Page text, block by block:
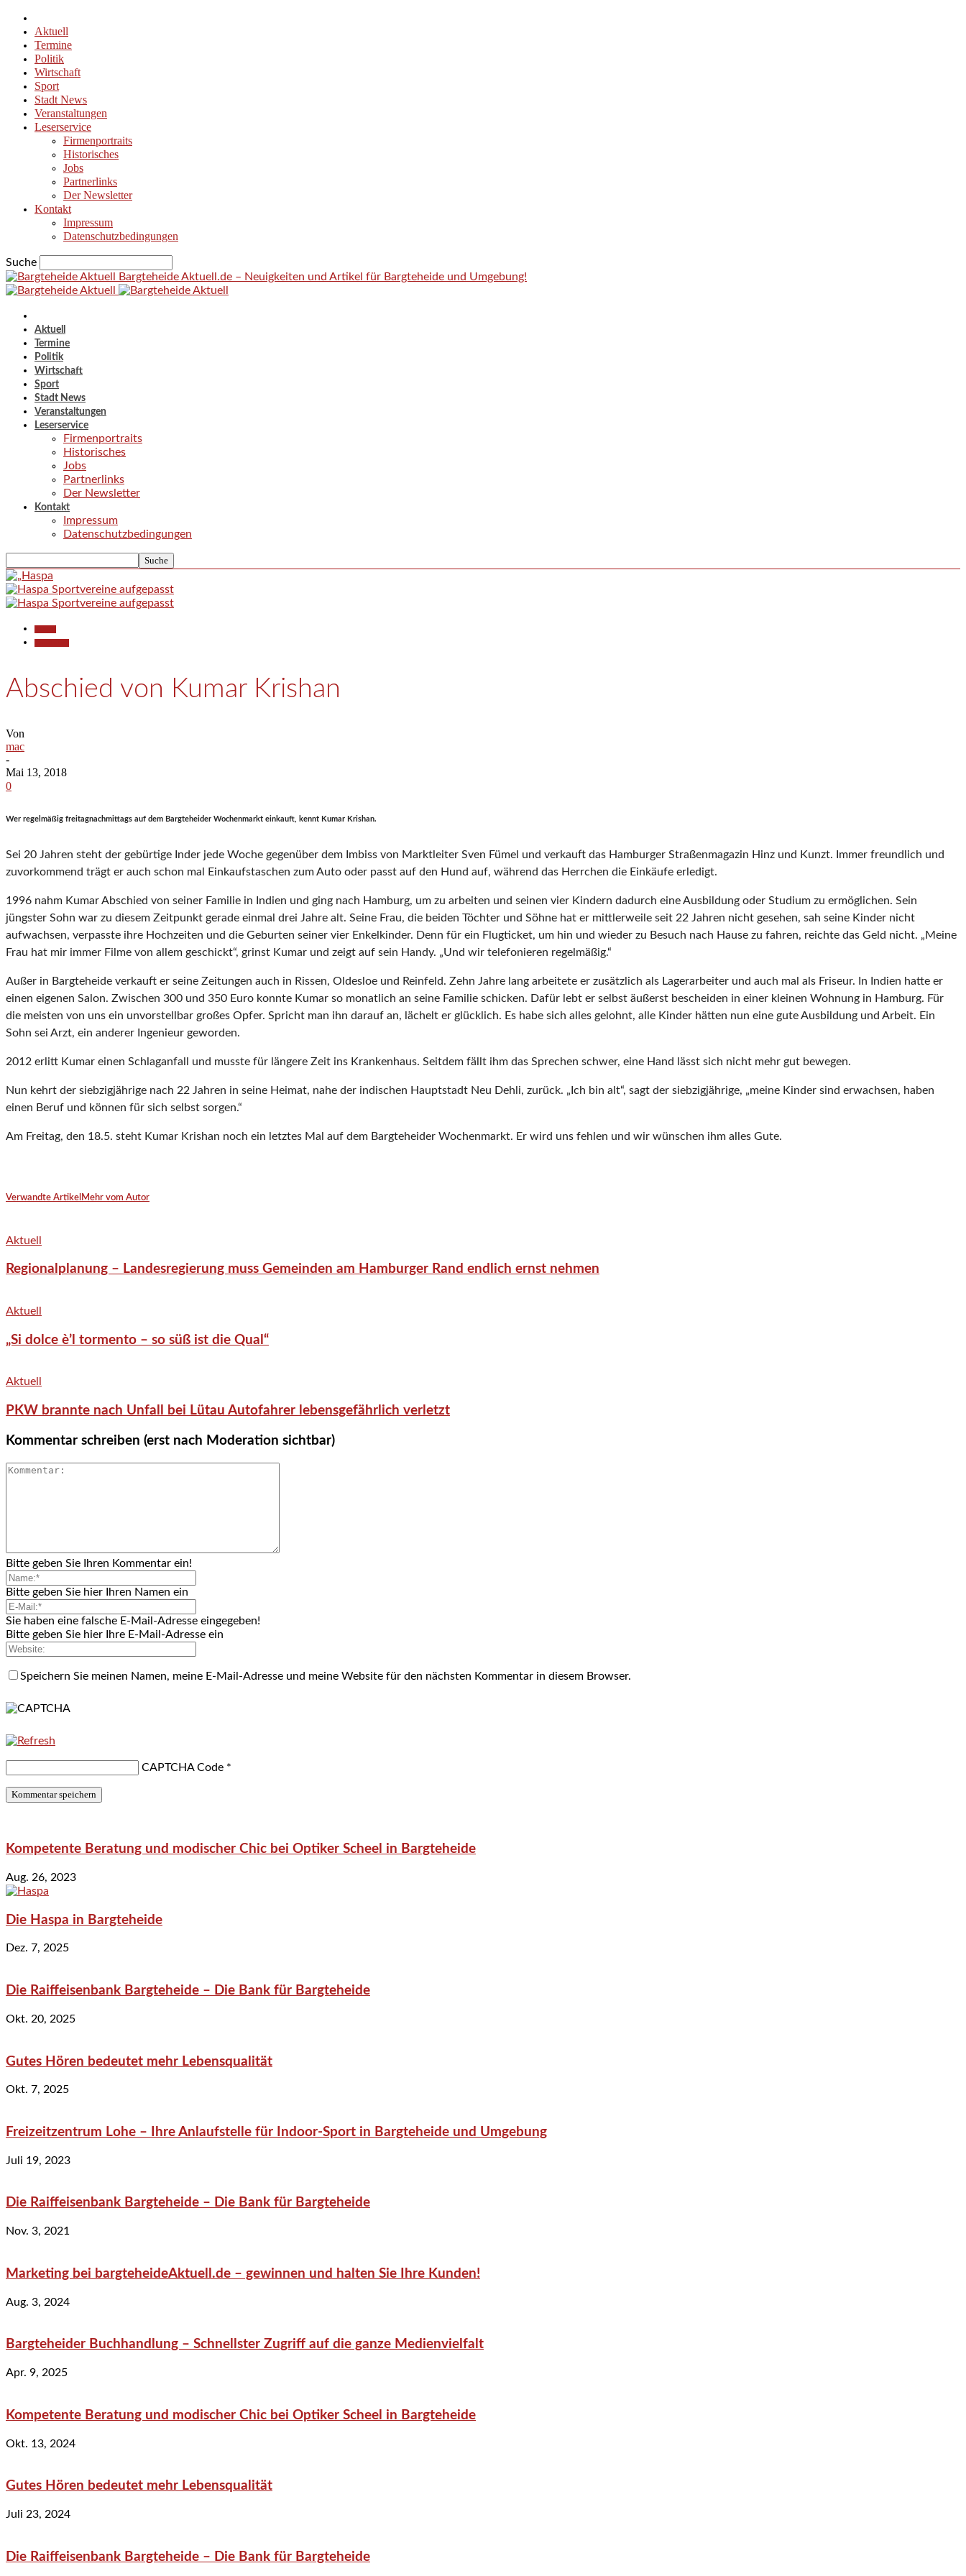
Aktuell
Termine
Politik
Wirtschaft
Sport
Stadt News
Veranstaltungen
Leserservice
Firmenportraits
Historisches
Jobs
Partnerlinks
Der Newsletter
Kontakt
Impressum
Datenschutzbedingungen
Suche
Bargteheide Aktuell.de – Neuigkeiten und Artikel für Bargteheide und Umgebung!
Aktuell
Termine
Politik
Wirtschaft
Sport
Stadt News
Veranstaltungen
Leserservice
Firmenportraits
Historisches
Jobs
Partnerlinks
Der Newsletter
Kontakt
Impressum
Datenschutzbedingungen
Abschied von Kumar Krishan
Von
mac
-
Mai 13, 2018
0
Wer regelmäßig freitagnachmittags auf dem Bargteheider Wochenmarkt einkauft, kennt Kumar Krishan.
Sei 20 Jahren steht der gebürtige Inder jede Woche gegenüber dem Imbiss von Marktleiter Sven Fümel und verkauft das Hamburger Straßenmagazin Hinz und Kunzt. Immer freundlich und
zuvorkommend trägt er auch schon mal Einkaufstaschen zum Auto oder passt auf den Hund auf, während das Herrchen die Einkäufe erledigt.
1996 nahm Kumar Abschied von seiner Familie in Indien und ging nach Hamburg, um zu arbeiten und seinen vier Kindern dadurch eine Ausbildung oder Studium zu ermöglichen. Sein
jüngster Sohn war zu diesem Zeitpunkt gerade einmal drei Jahre alt. Seine Frau, die beiden Töchter und Söhne hat er mittlerweile seit 22 Jahren nicht gesehen, sah seine Kinder nicht
aufwachsen, verpasste ihre Hochzeiten und die Geburten seiner vier Enkelkinder. Denn für ein Flugticket, um hin und wieder zu Besuch nach Hause zu fahren, reichte das Geld nicht. „Meine
Frau hat mir immer Filme von allem geschickt“, grinst Kumar und zeigt auf sein Handy. „Und wir telefonieren regelmäßig.“
Außer in Bargteheide verkauft er seine Zeitungen auch in Rissen, Oldesloe und Reinfeld. Zehn Jahre lang arbeitete er zusätzlich als Lagerarbeiter und auch mal als Friseur. In Indien hatte er
einen eigenen Salon. Zwischen 300 und 350 Euro konnte Kumar so monatlich an seine Familie schicken. Dafür lebt er selbst äußerst bescheiden in einer kleinen Wohnung in Hamburg. Für
die meisten von uns ein unvorstellbar großes Opfer. Spricht man ihn darauf an, lächelt er glücklich. Es habe sich alles gelohnt, alle Kinder hätten nun eine gute Ausbildung und Arbeit. Ein
Sohn sei Arzt, ein anderer Ingenieur geworden.
2012 erlitt Kumar einen Schlaganfall und musste für längere Zeit ins Krankenhaus. Seitdem fällt ihm das Sprechen schwer, eine Hand lässt sich nicht mehr gut bewegen.
Nun kehrt der siebzigjährige nach 22 Jahren in seine Heimat, nahe der indischen Hauptstadt Neu Dehli, zurück. „Ich bin alt“, sagt der siebzigjährige, „meine Kinder sind erwachsen, haben
einen Beruf und können für sich selbst sorgen.“
Am Freitag, den 18.5. steht Kumar Krishan noch ein letztes Mal auf dem Bargteheider Wochenmarkt. Er wird uns fehlen und wir wünschen ihm alles Gute.
Verwandte Artikel Mehr vom Autor
Aktuell
Regionalplanung – Landesregierung muss Gemeinden am Hamburger Rand endlich ernst nehmen
Aktuell
„Si dolce è’l tormento – so süß ist die Qual“
Aktuell
PKW brannte nach Unfall bei Lütau Autofahrer lebensgefährlich verletzt
Kommentar schreiben (erst nach Moderation sichtbar)
Bitte geben Sie Ihren Kommentar ein!
Bitte geben Sie hier Ihren Namen ein
Sie haben eine falsche E-Mail-Adresse eingegeben!
Bitte geben Sie hier Ihre E-Mail-Adresse ein
Speichern Sie meinen Namen, meine E-Mail-Adresse und meine Website für den nächsten Kommentar in diesem Browser.
CAPTCHA Code *
Kompetente Beratung und modischer Chic bei Optiker Scheel in Bargteheide
Aug. 26, 2023
Die Haspa in Bargteheide
Dez. 7, 2025
Die Raiffeisenbank Bargteheide – Die Bank für Bargteheide
Okt. 20, 2025
Gutes Hören bedeutet mehr Lebensqualität
Okt. 7, 2025
Freizeitzentrum Lohe – Ihre Anlaufstelle für Indoor-Sport in Bargteheide und Umgebung
Juli 19, 2023
Die Raiffeisenbank Bargteheide – Die Bank für Bargteheide
Nov. 3, 2021
Marketing bei bargteheideAktuell.de – gewinnen und halten Sie Ihre Kunden!
Aug. 3, 2024
Bargteheider Buchhandlung – Schnellster Zugriff auf die ganze Medienvielfalt
Apr. 9, 2025
Kompetente Beratung und modischer Chic bei Optiker Scheel in Bargteheide
Okt. 13, 2024
Gutes Hören bedeutet mehr Lebensqualität
Juli 23, 2024
Die Raiffeisenbank Bargteheide – Die Bank für Bargteheide